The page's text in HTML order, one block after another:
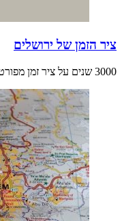
ציר הזמן של ירושלים
3000 שנים על ציר זמן מפורט. מתקופת המלוכה ועד הקמת המדינה.